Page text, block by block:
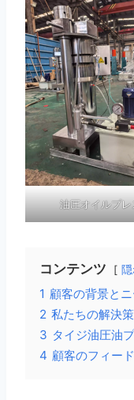
油圧オイルプレ
コンテンツ
1 顧客の背景と
2 私たちの解決策
3 タイジ油圧油
4 顧客のフィー